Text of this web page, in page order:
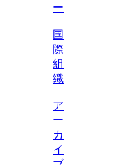
ー
国
際
組
織
ア
ー
カ
イ